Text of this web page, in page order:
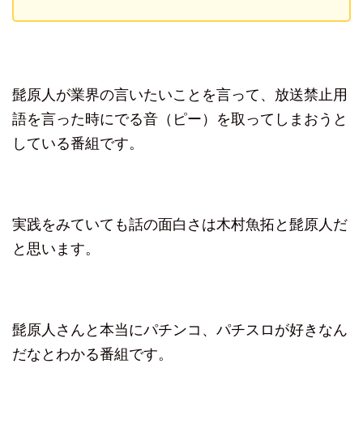
髭原人が業界の言いたいことを言って、放送禁止用
語を言った時にでる音（ピー）を取ってしまおうと
している番組です。
実践をみていても話の面白さは木村魚拓と髭原人だ
と思います。
髭原人さんと本当にパチンコ、パチスロが好きなん
だなとわかる番組です。